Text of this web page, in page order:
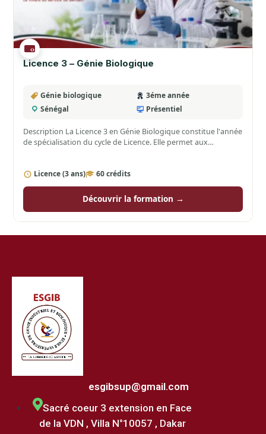
Licence 3 – Génie Biologique
Génie biologique
3éme année
Sénégal
Présentiel
Description La Licence 3 en Génie Biologique constitue l'année
de spécialisation du cycle de Licence. Elle permet aux…
Licence (3 ans) 60 crédits
Découvrir la formation →
esgibsup@gmail.com
Sacré coeur 3 extension en Face
de la VDN , Villa N°10057 , Dakar